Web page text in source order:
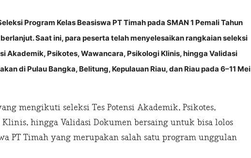
Program Kelas Beasiswa PT Timah pada SMAN 1 Pemali Tahun
Saat ini, para peserta telah menyelesaikan rangkaian seleksi
Akademik, Psikotes, Wawancara, Psikologi Klinis, hingga Validasi
di Pulau Bangka, Belitung, Kepulauan Riau, dan Riau pada 6–11 Mei
mengikuti seleksi Tes Potensi Akademik, Psikotes,
Klinis, hingga Validasi Dokumen bersaing untuk bisa lolos
PT Timah yang merupakan salah satu program unggulan